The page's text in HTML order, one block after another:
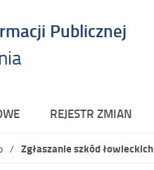
Publicznej
REJESTR ZMIAN
Zgłaszanie szkód łowieckich